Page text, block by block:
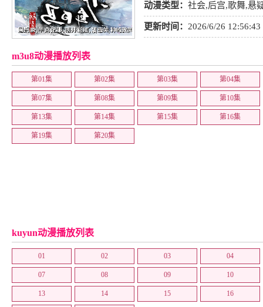
动漫类型： 社会,后宫,歌舞,悬
益智,同人, 百合,热血,TV版,奇
更新时间： 2026/6/26 12:56:43
m3u8动漫播放列表
第01集 第02集 第03集 第04集
第07集 第08集 第09集 第10集
第13集 第14集 第15集 第16集
第19集 第20集
kuyun动漫播放列表
01 02 03 04
07 08 09 10
13 14 15 16